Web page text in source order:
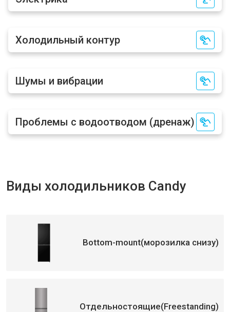
Холодильный контур
Шумы и вибрации
Проблемы с водоотводом (дренаж)
Виды холодильников Candy
Bottom-mount(морозилка снизу)
Отдельностоящие(Freestanding)